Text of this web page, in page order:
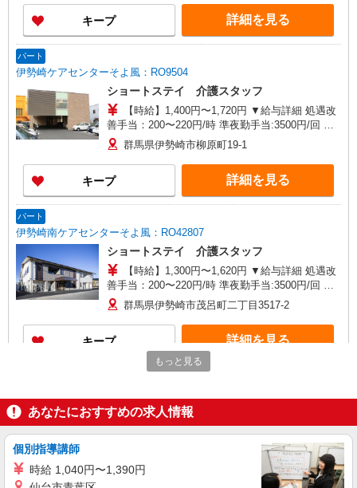
処遇改善手当は試用期間中(3ヶ月)は支給なし
キープ 詳細を見る
パート
伊勢崎ケアセンターそよ風：RO9504
ショートステイ 介護スタッフ
【時給】1,400円〜1,720円 ▼給与詳細 処遇改
善手当：200〜220円/時 準夜勤手当:3500円/回 ▼
下記別途支給 通勤手当 年末年始手当：380円/時
寸志あり：年2回（6月・12月） ※業績による ※
処遇改善手当は試用期間中(3ヶ月)は支給なし
群馬県伊勢崎市柳原町19-1
キープ 詳細を見る
パート
伊勢崎南ケアセンターそよ風：RO42807
ショートステイ 介護スタッフ
【時給】1,300円〜1,620円 ▼給与詳細 処遇改
善手当：200〜220円/時 準夜勤手当:3500円/回 ▼
下記別途支給 通勤手当 年末年始手当：380円/時
寸志あり：年2回（6月・12月） ※業績による ※
処遇改善手当は試用期間中(3ヶ月)は支給なし
群馬県伊勢崎市茂呂町二丁目3517-2
キープ 詳細を見る
ショートステイ 介護スタッフ
【時給】1,450円〜1,720円 ▼給与詳細 処遇改
善手当：200〜220円/時 準夜勤手当:3500円/回 ▼
下記別途支給 通勤手当 年末年始手当：380円/時
寸志あり：年2回（6月・12月） ※業績による ※
群馬県伊勢崎市柳原町19-1
もっと見る
あなたにおすすめの求人情報
個別指導講師
時給 1,040円〜1,390円